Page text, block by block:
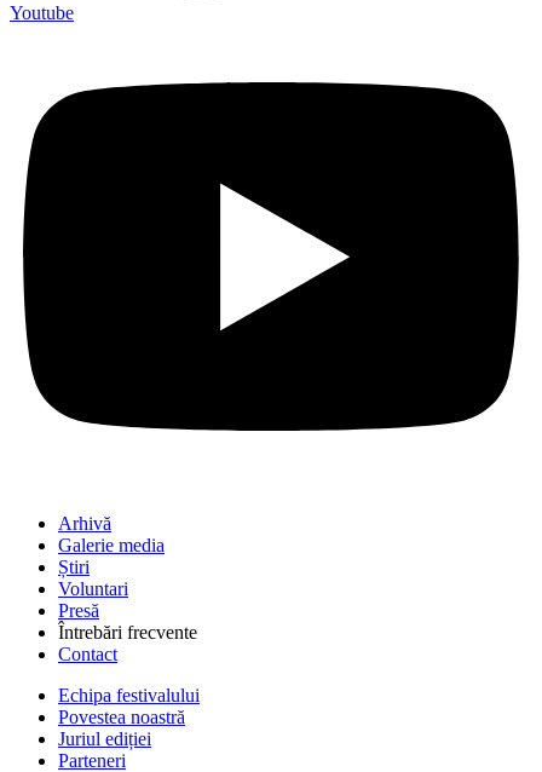
Youtube
Arhivă
Galerie media
Știri
Voluntari
Presă
Întrebări frecvente
Contact
Echipa festivalului
Povestea noastră
Juriul ediției
Parteneri